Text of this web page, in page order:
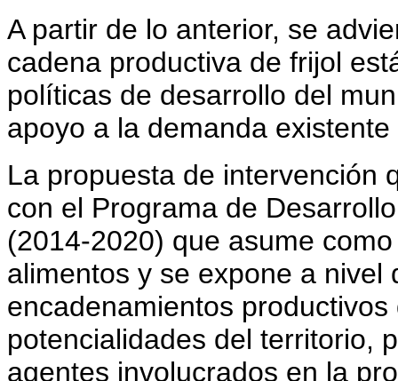
A partir de lo anterior, se
cadena productiva de frijol
políticas de desarrollo del
apoyo a la demanda
La propuesta de intervención
con el Programa de
(2014-2020) que asume
alimentos y se expone a
encadenamientos
potencialidades del territorio,
agentes involucrados en la